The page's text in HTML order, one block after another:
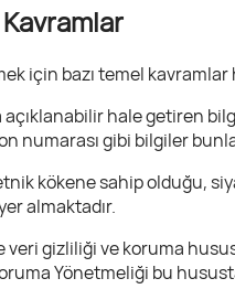
için bazı temel
açıklanabilir hale getiren
numarası gibi bilgiler
kökene sahip olduğu,
almaktadır.
veri gizliliği ve koruma
Yönetmeliği bu